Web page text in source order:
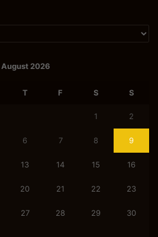
August 2026
T F S S
1 2
6 7 8 9
13 14 15 16
20 21 22 23
27 28 29 30